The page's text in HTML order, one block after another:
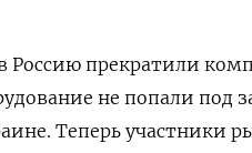
Россию прекратили
не попали под
Теперь участники